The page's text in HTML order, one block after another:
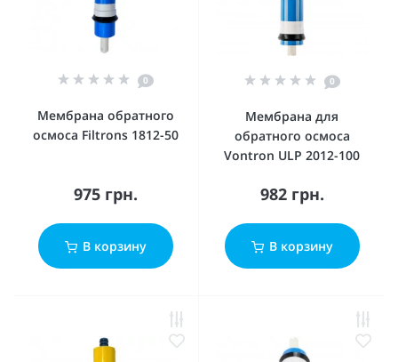
0
Мембрана обратного
осмоса Filtrons 1812-50
975 грн.
В корзину
0
Мембрана для
обратного осмоса
Vontron ULP 2012-100
982 грн.
В корзину